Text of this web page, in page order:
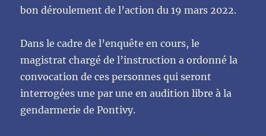
bon déroulement de l’action du 19 mars 2022.
Dans le cadre de l’enquête en cours, le
magistrat chargé de l’instruction a ordonné la
convocation de ces personnes qui seront
interrogées une par une en audition libre à la
gendarmerie de Pontivy.